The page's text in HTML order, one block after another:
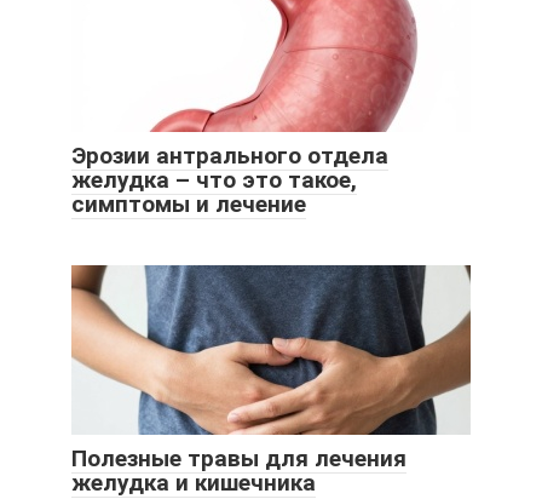
Эрозии антрального отдела
желудка – что это такое,
симптомы и лечение
Полезные травы для лечения
желудка и кишечника